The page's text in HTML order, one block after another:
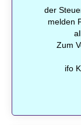
der
melden
Zum
ifo